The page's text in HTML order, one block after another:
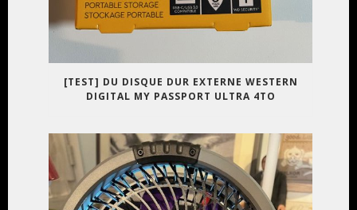
[TEST] DU DISQUE DUR EXTERNE WESTERN
DIGITAL MY PASSPORT ULTRA 4TO